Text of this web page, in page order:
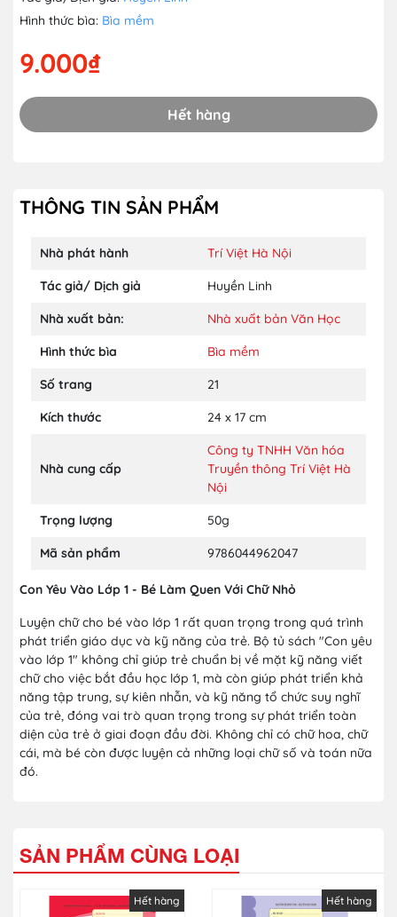
Hình thức bìa: Bìa mềm
9.000₫
Hết hàng
THÔNG TIN SẢN PHẨM
Nhà phát hành Trí Việt Hà Nội
Tác giả/ Dịch giả Huyền Linh
Nhà xuất bản: Nhà xuất bản Văn Học
Hình thức bìa Bìa mềm
Số trang 21
Kích thước 24 x 17 cm
Nhà cung cấp
Công ty TNHH Văn hóa
Truyền thông Trí Việt Hà
Nội
Trọng lượng 50g
Mã sản phẩm 9786044962047
Con Yêu Vào Lớp 1 - Bé Làm Quen Với Chữ Nhỏ
Luyện chữ cho bé vào lớp 1 rất quan trọng trong quá trình
phát triển giáo dục và kỹ năng của trẻ. Bộ tủ sách "Con yêu
vào lớp 1" không chỉ giúp trẻ chuẩn bị về mặt kỹ năng viết
chữ cho việc bắt đầu học lớp 1, mà còn giúp phát triển khả
năng tập trung, sự kiên nhẫn, và kỹ năng tổ chức suy nghĩ
của trẻ, đóng vai trò quan trọng trong sự phát triển toàn
diện của trẻ ở giai đoạn đầu đời. Không chỉ có chữ hoa, chữ
cái, mà bé còn được luyện cả những loại chữ số và toán nữa
đó.
SẢN PHẨM CÙNG LOẠI
Hết hàng Hết hàng